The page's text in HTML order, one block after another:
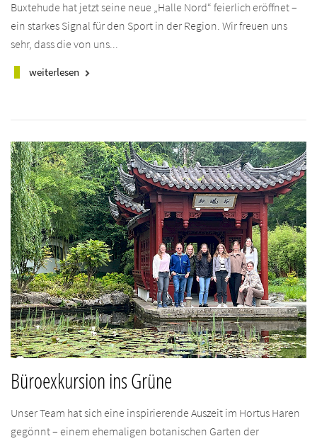
Buxtehude hat jetzt seine neue „Halle Nord“ feierlich eröffnet –
ein starkes Signal für den Sport in der Region. Wir freuen uns
sehr, dass die von uns...
weiterlesen keyboard_arrow_right
Büroexkursion ins Grüne
Unser Team hat sich eine inspirierende Auszeit im Hortus Haren
gegönnt – einem ehemaligen botanischen Garten der